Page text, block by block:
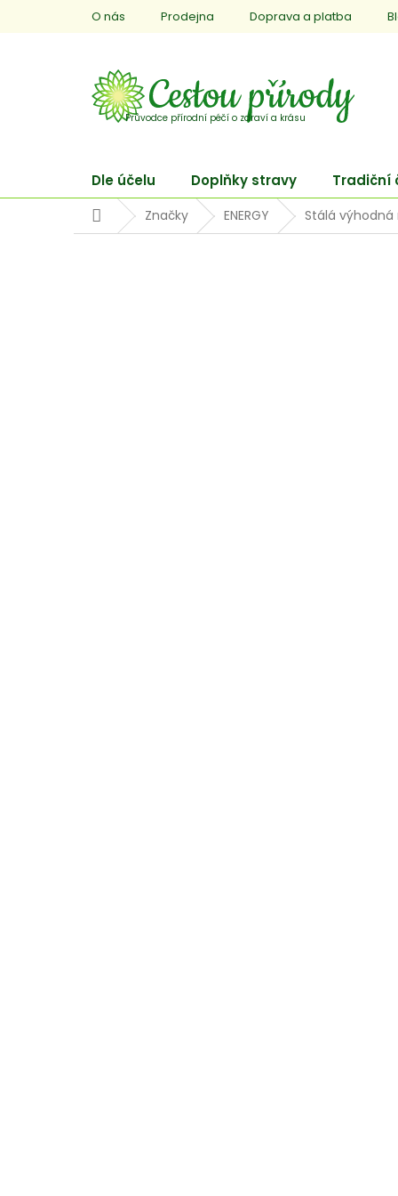
O nás Prodejna Doprava a platba
Dle účelu Doplňky stravy Tradiční
DomůZnačky ENERGY Stálá výhodná